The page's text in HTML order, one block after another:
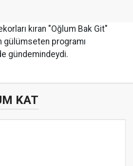
kıran "Oğlum Bak Git"
gülümseten programı
gündemindeydi.
KAT